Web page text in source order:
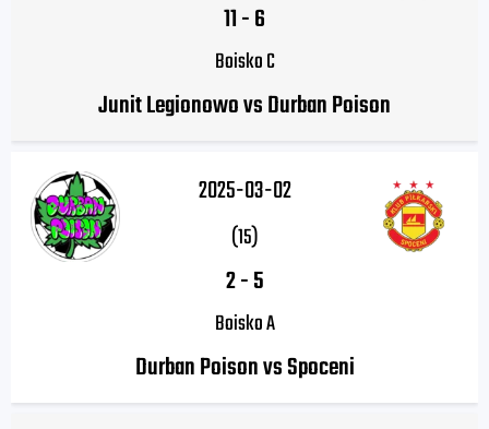
11-6
Boisko C
Junit Legionowo vs Durban Poison
2025-03-02
(15)
2-5
Boisko A
Durban Poison vs Spoceni